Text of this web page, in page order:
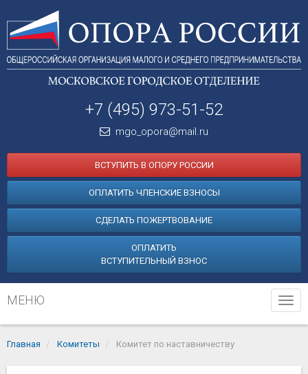
+7 (495) 973-51-52
mgo_opora@mail.ru
ВСТУПИТЬ В ОПОРУ РОССИИ
ОПЛАТИТЬ ЧЛЕНСКИЕ ВЗНОСЫ
СДЕЛАТЬ ПОЖЕРТВОВАНИЕ
ОПЛАТИТЬ
ВСТУПИТЕЛЬНЫЙ ВЗНОС
МЕНЮ
Главная Комитеты Комитет по наставничеству